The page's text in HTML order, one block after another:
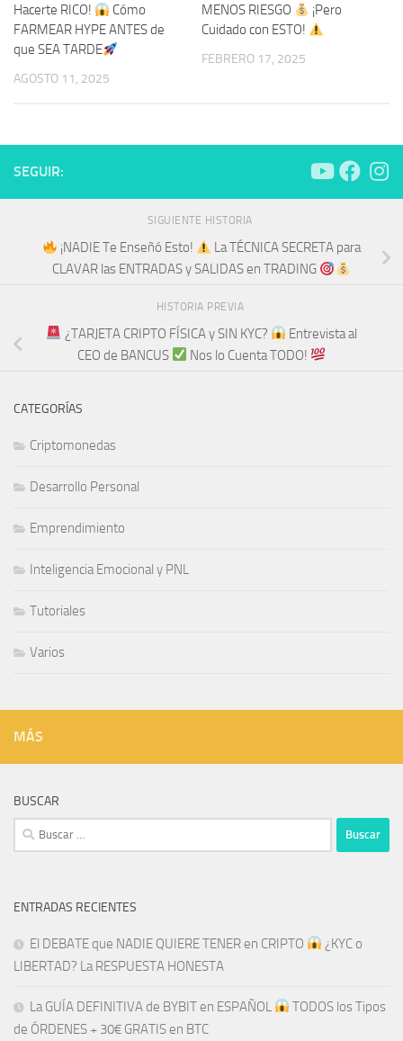
Hacerte RICO!
Cómo
FARMEAR HYPE ANTES de
que SEA TARDE
AGOSTO 11, 2025
MENOS RIESGO
¡Pero
Cuidado con ESTO!
FEBRERO 17, 2025
SEGUIR:
SIGUIENTE HISTORIA
¡NADIE Te Enseñó Esto!
La TÉCNICA SECRETA para
CLAVAR las ENTRADAS y SALIDAS en TRADING
HISTORIA PREVIA
¿TARJETA CRIPTO FÍSICA y SIN KYC?
Entrevista al
CEO de BANCUS
​ Nos lo Cuenta TODO!
CATEGORÍAS
Criptomonedas
Desarrollo Personal
Emprendimiento
Inteligencia Emocional y PNL
Tutoriales
Varios
MÁS
BUSCAR
Buscar:
ENTRADAS RECIENTES
El DEBATE que NADIE QUIERE TENER en CRIPTO
¿KYC o
LIBERTAD? La RESPUESTA HONESTA
La GUÍA DEFINITIVA de BYBIT en ESPAÑOL
TODOS los Tipos
de ÓRDENES + 30€ GRATIS en BTC